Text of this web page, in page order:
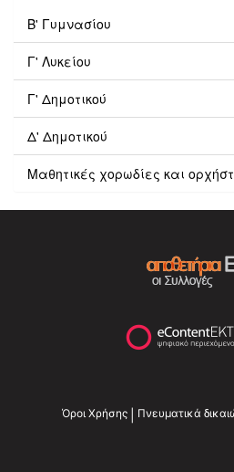
Β' Γυμνασίου
Γ' Λυκείου
Γ' Δημοτικού
Δ' Δημοτικού
Μαθητικές χορωδίες και